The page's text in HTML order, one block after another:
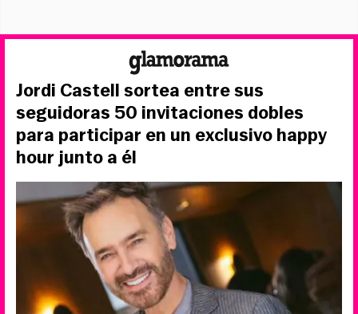
Jordi Castell sortea entre sus
seguidoras 50 invitaciones dobles
para participar en un exclusivo happy
hour junto a él